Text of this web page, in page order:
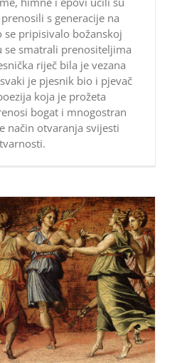
s generacije na
se pripisivalo božanskoj
se smatrali prenositeljima
riječ bila je vezana
je pjesnik bio i pjevač
koja je prožeta
bogat i mnogostran
način otvaranja svijesti